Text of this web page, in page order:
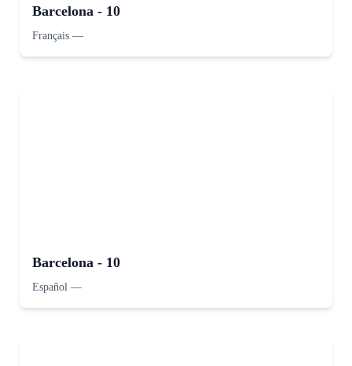
Barcelona - 10
Français —
Barcelona - 10
Español —